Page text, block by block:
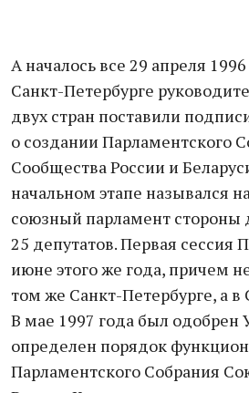
А началось все 29 апреля
Санкт-Петербурге
двух стран поставили
о создании Парламентского
Сообщества России и
начальном этапе назывался
союзный парламент стороны
25 депутатов. Первая сессия
июне этого же года, причем
том же Санкт-Петербурге, а в
В мае 1997 года был одобрен
определен порядок
Парламентского Собрания